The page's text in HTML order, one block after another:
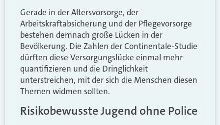
Gerade in der Altersvorsorge, der
Arbeitskraftabsicherung und der Pflegevorsorge
bestehen demnach große Lücken in der
Bevölkerung. Die Zahlen der Continentale-Studie
dürften diese Versorgungslücke einmal mehr
quantifizieren und die Dringlichkeit
unterstreichen, mit der sich die Menschen diesen
Themen widmen sollten.
Risikobewusste Jugend ohne Police